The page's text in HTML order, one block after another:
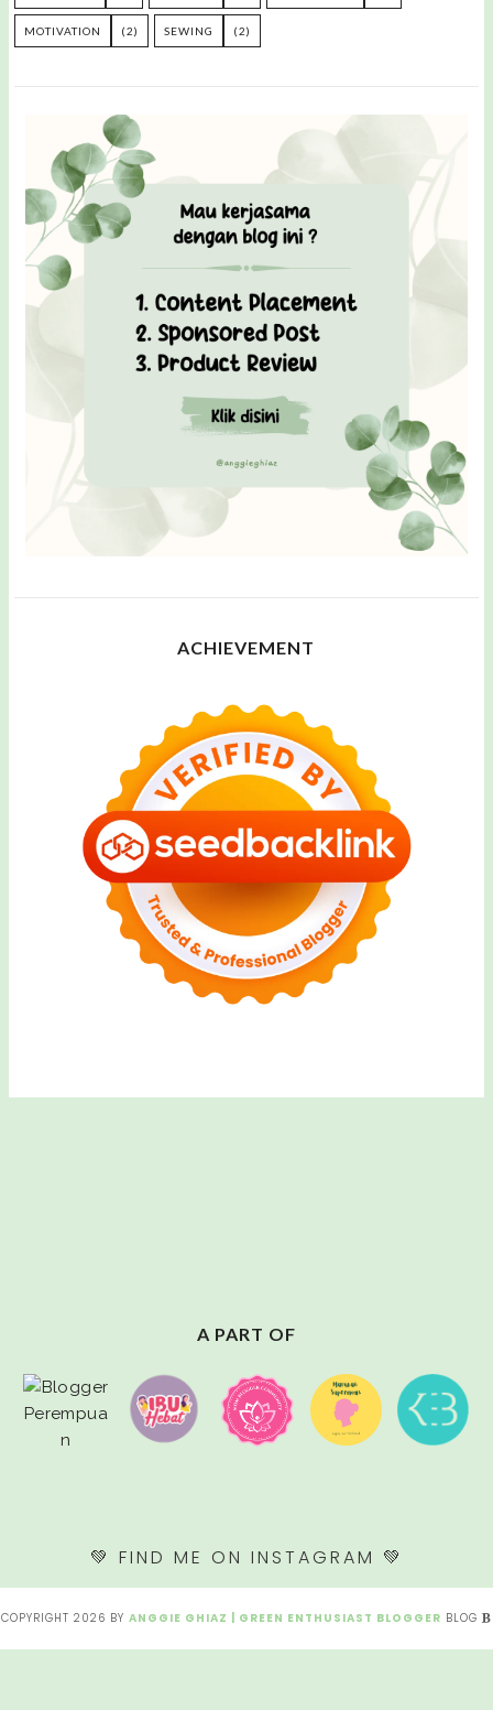
MOTIVATION (2) SEWING (2)
ACHIEVEMENT
A PART OF
💚 FIND ME ON INSTAGRAM 💚
COPYRIGHT 2026 BY ANGGIE GHIAZ | GREEN ENTHUSIAST BLOGGER BLOG